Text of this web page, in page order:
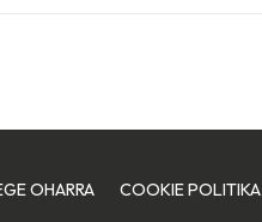
OHARRA COOKIE POLITIKA